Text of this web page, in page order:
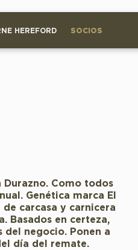
HEREFORD SOCIOS
Durazno. Como todos
Genética marca El
carcasa y carnicera
Basados en certeza,
negocio. Ponen a
día del remate.